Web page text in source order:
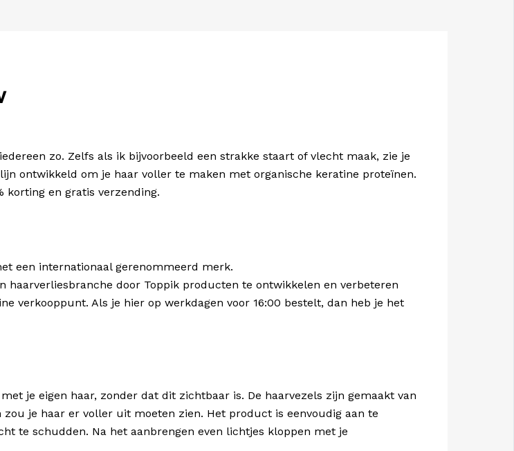
zo. Zelfs als ik bijvoorbeeld een strakke staart of vlecht maak, zie je
ontwikkeld om je haar voller te maken met organische keratine proteïnen.
korting en gratis verzending.
een internationaal gerenommeerd merk.
door Toppik producten te ontwikkelen en verbeteren
verkooppunt. Als je hier op werkdagen voor 16:00 bestelt, dan heb je het
je eigen haar, zonder dat dit zichtbaar is. De haarvezels zijn gemaakt van
je haar er voller uit moeten zien. Het product is eenvoudig aan te
te schudden. Na het aanbrengen even lichtjes kloppen met je